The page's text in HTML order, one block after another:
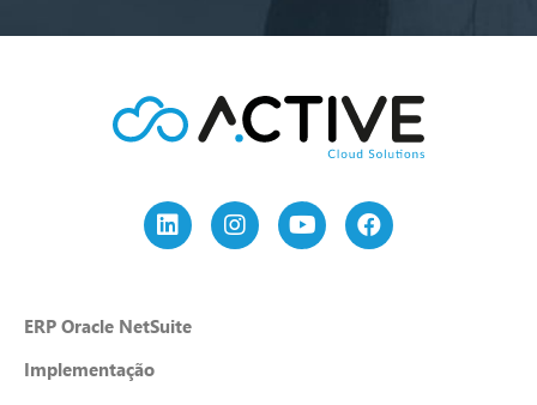
ERP Oracle NetSuite
Implementação